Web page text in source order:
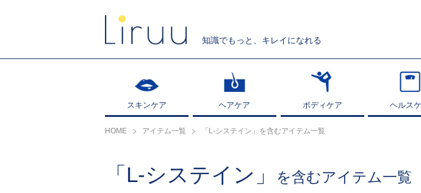
知識でもっと、キレイになれる
スキンケア
スキンケア ヘアケア
ヘアケア ボディケア
ボディケア ヘルス
ヘルス
HOME アイテム一覧 「L-システイン」を含むアイテム一覧
「L-システイン」 を含むアイテム一覧